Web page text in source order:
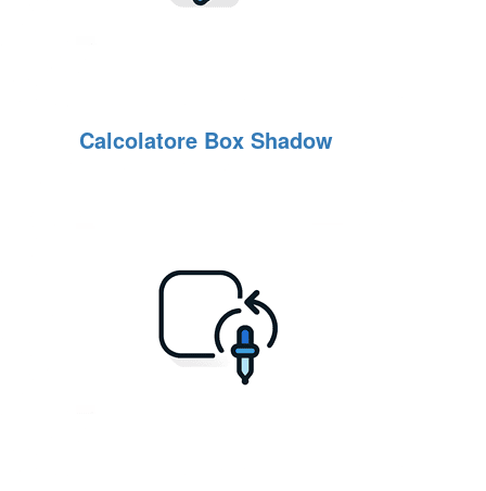
Calcolatore Box Shadow